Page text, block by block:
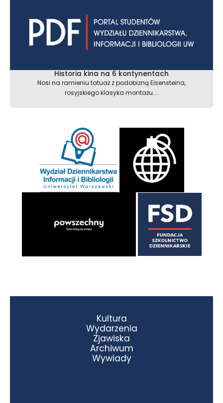
Historia kina na 6 kontynentach
Nosi na ramieniu tatuaż z podobizną Eisensteina,
rosyjskiego klasyka montażu....
Kultura
Wydarzenia
Zjawiska
Archiwum
Wywiady